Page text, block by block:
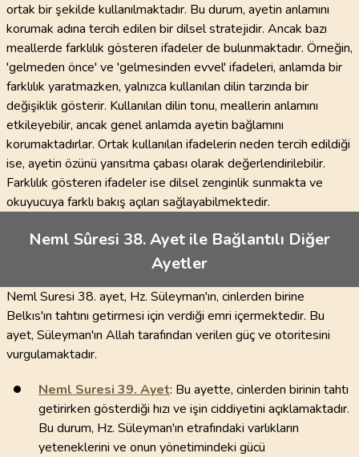
ortak bir şekilde kullanılmaktadır. Bu durum, ayetin anlamını
korumak adına tercih edilen bir dilsel stratejidir. Ancak bazı
meallerde farklılık gösteren ifadeler de bulunmaktadır. Örneğin,
'gelmeden önce' ve 'gelmesinden evvel' ifadeleri, anlamda bir
farklılık yaratmazken, yalnızca kullanılan dilin tarzında bir
değişiklik gösterir. Kullanılan dilin tonu, meallerin anlamını
etkileyebilir, ancak genel anlamda ayetin bağlamını
korumaktadırlar. Ortak kullanılan ifadelerin neden tercih edildiği
ise, ayetin özünü yansıtma çabası olarak değerlendirilebilir.
Farklılık gösteren ifadeler ise dilsel zenginlik sunmakta ve
okuyucuya farklı bakış açıları sağlayabilmektedir.
Neml Sûresi 38. Ayet ile Bağlantılı Diğer
Ayetler
Neml Suresi 38. ayet, Hz. Süleyman'ın, cinlerden birine
Belkıs'ın tahtını getirmesi için verdiği emri içermektedir. Bu
ayet, Süleyman'ın Allah tarafından verilen güç ve otoritesini
vurgulamaktadır.
Neml Suresi 39. Ayet: Bu ayette, cinlerden birinin tahtı
getirirken gösterdiği hızı ve işin ciddiyetini açıklamaktadır.
Bu durum, Hz. Süleyman'ın etrafındaki varlıkların
yeteneklerini ve onun yönetimindeki gücü